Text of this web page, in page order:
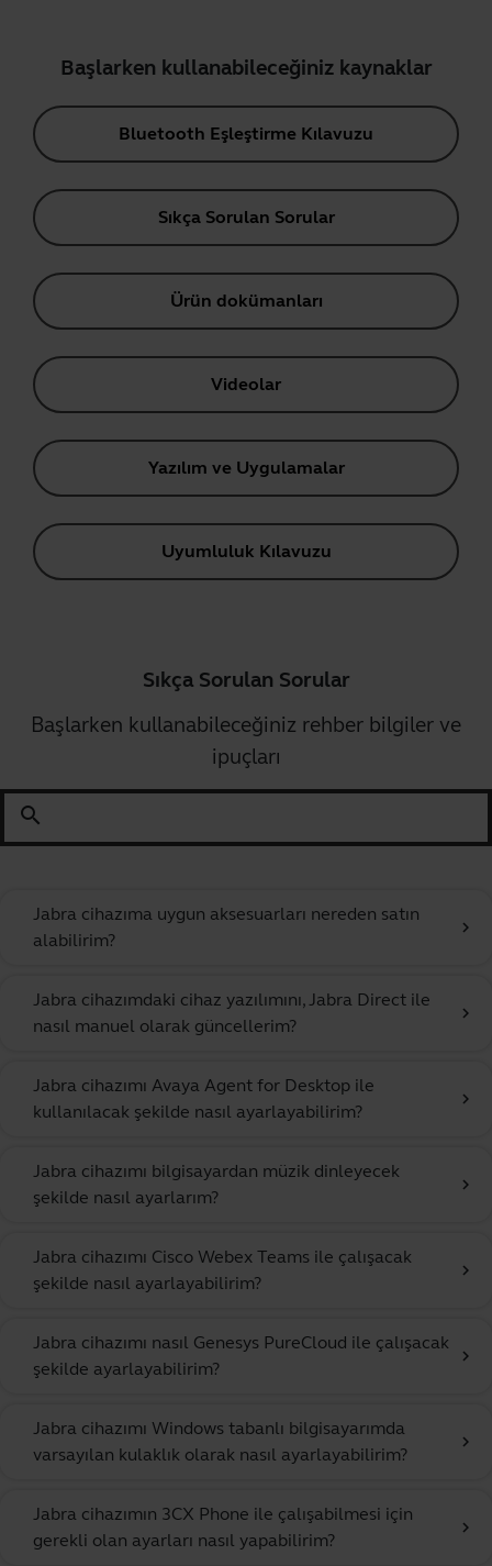
Başlarken kullanabileceğiniz kaynaklar
Bluetooth Eşleştirme Kılavuzu
Sıkça Sorulan Sorular
Ürün dokümanları
Videolar
Yazılım ve Uygulamalar
Uyumluluk Kılavuzu
Sıkça Sorulan Sorular
Başlarken kullanabileceğiniz rehber bilgiler ve
ipuçları
search
Jabra cihazıma uygun aksesuarları nereden satın
alabilirim?
chevron_right
Jabra cihazımdaki cihaz yazılımını, Jabra Direct ile
nasıl manuel olarak güncellerim?
chevron_right
Jabra cihazımı Avaya Agent for Desktop ile
kullanılacak şekilde nasıl ayarlayabilirim?
chevron_right
Jabra cihazımı bilgisayardan müzik dinleyecek
şekilde nasıl ayarlarım?
chevron_right
Jabra cihazımı Cisco Webex Teams ile çalışacak
şekilde nasıl ayarlayabilirim?
chevron_right
Jabra cihazımı nasıl Genesys PureCloud ile çalışacak
şekilde ayarlayabilirim?
chevron_right
Jabra cihazımı Windows tabanlı bilgisayarımda
varsayılan kulaklık olarak nasıl ayarlayabilirim?
chevron_right
Jabra cihazımın 3CX Phone ile çalışabilmesi için
gerekli olan ayarları nasıl yapabilirim?
chevron_right